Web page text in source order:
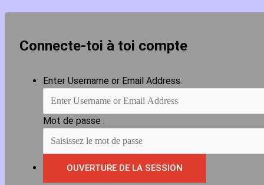
Connecte-toi à toi compte
Enter Username or Email Address:
Mot de passe :